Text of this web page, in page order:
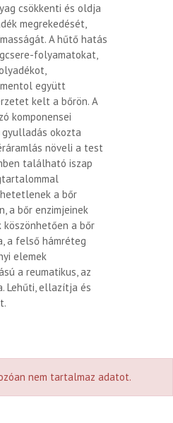
csökkenti és oldja
megrekedését,
A hűtő hatás
folyamatokat,
együtt
kelt a bőrön. A
komponensei
okozta
növeli a test
található iszap
a bőr
a bőr enzimjeinek
köszönhetően a bőr
a felső hámréteg
elemek
a reumatikus, az
Lehűti, ellazítja és
nem tartalmaz adatot.